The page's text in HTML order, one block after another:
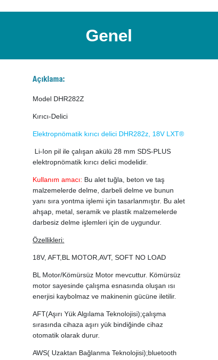
Genel
Açıklama:
Model DHR282Z
Kırıcı-Delici
Elektropnömatik kırıcı delici DHR282z, 18V LXT®
Li-Ion pil ile çalışan akülü 28 mm SDS-PLUS
elektropnömatik kırıcı delici modelidir.
Kullanım amacı: Bu alet tuğla, beton ve taş
malzemelerde delme, darbeli delme ve bunun
yanı sıra yontma işlemi için tasarlanmıştır. Bu alet
ahşap, metal, seramik ve plastik malzemelerde
darbesiz delme işlemleri için de uygundur.
Özellikleri:
18V, AFT,BL MOTOR,AVT, SOFT NO LOAD
BL Motor/Kömürsüz Motor mevcuttur. Kömürsüz
motor sayesinde çalışma esnasında oluşan ısı
enerjisi kaybolmaz ve makinenin gücüne iletilir.
AFT(Aşırı Yük Algılama Teknolojisi);çalışma
sırasında cihaza aşırı yük bindiğinde cihaz
otomatik olarak durur.
AWS( Uzaktan Bağlanma Teknolojisi);bluetooth